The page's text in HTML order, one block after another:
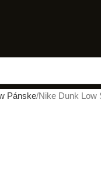
Pánske Nike Dunk Low